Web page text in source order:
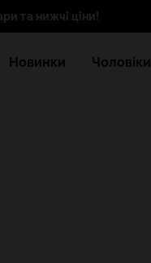
та нижчі ціни!
Новинки Чоловіки